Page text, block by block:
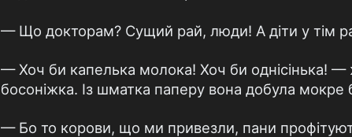
— Що докторам? Сущий рай, люди! А діти у тім
— Хоч би капелька молока! Хоч би однісінька!
босоніжка. Із шматка паперу вона добула мокре
— Бо то корови, що ми привезли, пани